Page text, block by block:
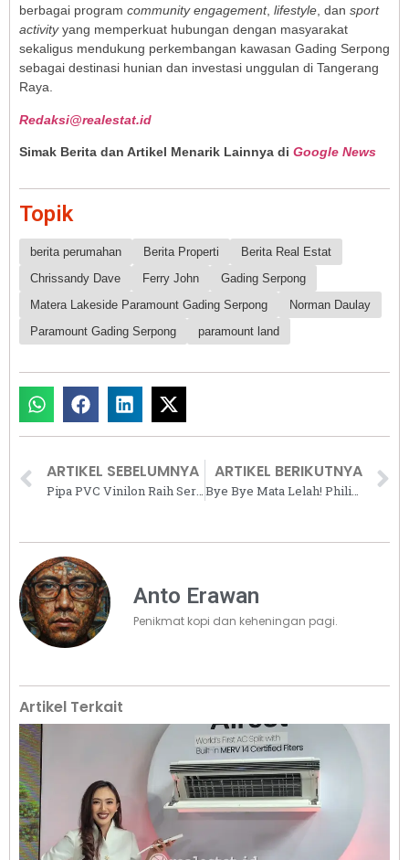
berbagai program community engagement, lifestyle, dan sport
activityyang memperkuat hubungan dengan masyarakat
sekaligus mendukung perkembangan kawasan Gading Serpong
sebagai destinasi hunian dan investasi unggulan di Tangerang
Raya.
Redaksi@realestat.id
Simak Berita dan Artikel Menarik Lainnya di Google News
Topik
berita perumahan Berita Properti
Berita Real Estat
Chrissandy Dave
Ferry John
Gading Serpong
Matera Lakeside Paramount Gading Serpong
Norman Daulay
Paramount Gading Serpong
paramount land
ARTIKEL SEBELUMNYA
Pipa PVC Vinilon Raih Sertifikasi Anti Jamur IAPMO, Solusi Perpipaan Higienis untuk Hunian Sehat
ARTIKEL BERIKUTNYA
Bye Bye Mata Lelah! Philips Rilis Lampu LED UltraBright dengan Pencahayaan 40% Lebih Terang dan Nyaman
Anto Erawan
Penikmat kopi dan keheningan pagi.
Artikel Terkait